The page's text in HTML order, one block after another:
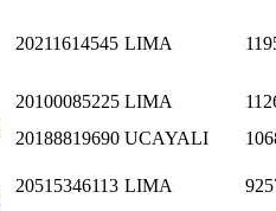
20211614545 LIMA
20100085225 LIMA
20188819690 UCAYALI
20515346113 LIMA